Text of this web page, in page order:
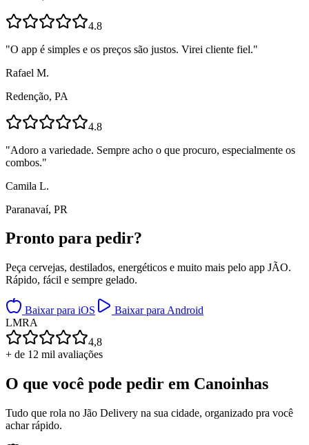
4.8
"O app é simples e os preços são justos. Virei cliente fiel."
Rafael M.
Redenção, PA
4.8
"Adoro a variedade. Sempre acho o que procuro, especialmente os
combos."
Camila L.
Paranavaí, PR
Pronto para pedir?
Peça cervejas, destilados, energéticos e muito mais pelo app JÃO.
Rápido, fácil e sempre gelado.
Baixar para iOS
Baixar para Android
LMRA
4,8
+ de 12 mil avaliações
O que você pode pedir em Canoinhas
Tudo que rola no Jão Delivery na sua cidade, organizado pra você
achar rápido.